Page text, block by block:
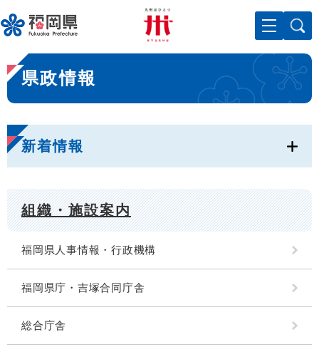
ー
ジ
先
頭
で
。
メニューを飛ばして本文へ
本
文
県政情報
新着情報
組織・施設案内
福岡県人事情報・行政機構
福岡県庁・吉塚合同庁舎
総合庁舎